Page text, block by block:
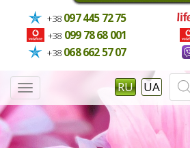
+38 097 445 72 75
+38 099 78 68 001
+38 068 662 57 07
Меню RU UA